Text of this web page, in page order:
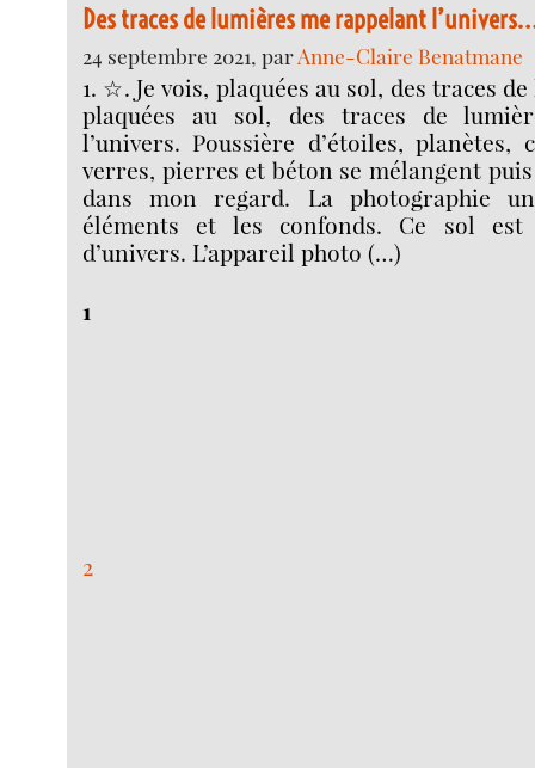
Des traces de lumières me rappelant
24 septembre 2021, parAnne-Claire Benatmane
1. ☆. Je vois, plaquées au sol, des traces
plaquées au sol, des traces de
l’univers. Poussière d’étoiles, planètes,
verres, pierres et béton se mélangent
dans mon regard. La photographie
éléments et les confonds. Ce sol
d’univers. L’appareil photo (…)
1
2